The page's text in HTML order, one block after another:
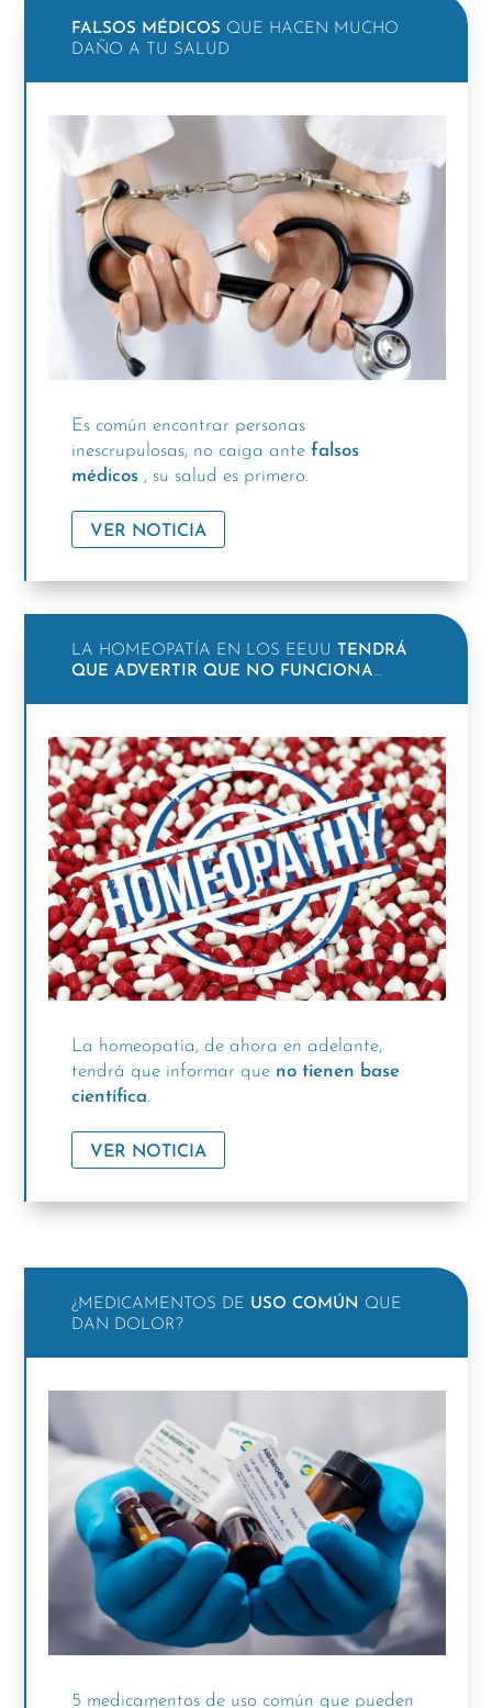
FALSOS MÉDICOS QUE HACEN MUCHO
DAÑO A TU SALUD
Es común encontrar personas
inescrupulosas, no caiga ante falsos
médicos, su salud es primero.
VER NOTICIA
LA HOMEOPATÍA EN LOS EEUU TENDRÁ
QUE ADVERTIR QUE NO FUNCIONA…
La homeopatía, de ahora en adelante,
tendrá que informar que no tienen base
científica.
VER NOTICIA
¿MEDICAMENTOS DE USO COMÚN QUE
DAN DOLOR?
5 medicamentos de uso común que pueden